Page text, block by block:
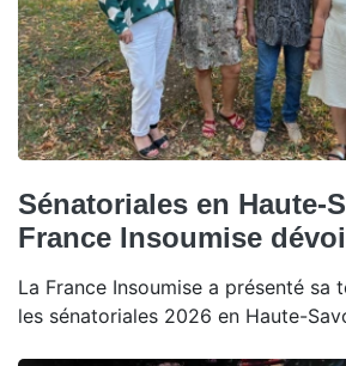
Sénatoriales en Haute-
France Insoumise
La France Insoumise a présenté sa
les sénatoriales 2026 en Haute-